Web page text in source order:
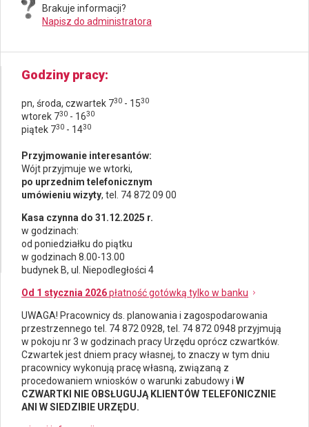
Brakuje informacji?
Napisz do administratora
Godziny pracy
pn, środa, czwartek 730 - 1530
wtorek 730 - 1630
piątek 730 - 1430
Przyjmowanie interesantów:
Wójt przyjmuje we wtorki,
po uprzednim telefonicznym
umówieniu wizyty, tel. 74 872 09 00
Kasa czynna do 31.12.2025 r.
w godzinach:
od poniedziałku do piątku
w godzinach 8.00-13.00
budynek B, ul. Niepodległości 4
Od 1 stycznia 2026płatność gotówką tylko w banku
UWAGA! Pracownicy ds. planowania i zagospodarowania
przestrzennego tel. 74 872 0928, tel. 74 872 0948 przyjmują
w pokoju nr 3 w godzinach pracy Urzędu oprócz czwartków.
Czwartek jest dniem pracy własnej, to znaczy w tym dniu
pracownicy wykonują pracę własną, związaną z
procedowaniem wniosków o warunki zabudowy i W
CZWARTKI NIE OBSŁUGUJĄ KLIENTÓW TELEFONICZNIE
ANI W SIEDZIBIE URZĘDU.